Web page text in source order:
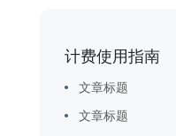
计费使用指南
文章标题
文章标题